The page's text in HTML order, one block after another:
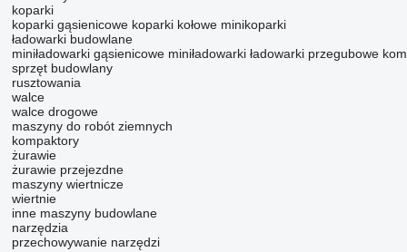
koparki
koparki gąsienicowe koparki kołowe minikoparki
ładowarki budowlane
miniładowarki gąsienicowe miniładowarki ładowarki przegubowe
sprzęt budowlany
rusztowania
walce
walce drogowe
maszyny do robót ziemnych
kompaktory
żurawie
żurawie przejezdne
maszyny wiertnicze
wiertnie
inne maszyny budowlane
narzędzia
przechowywanie narzędzi